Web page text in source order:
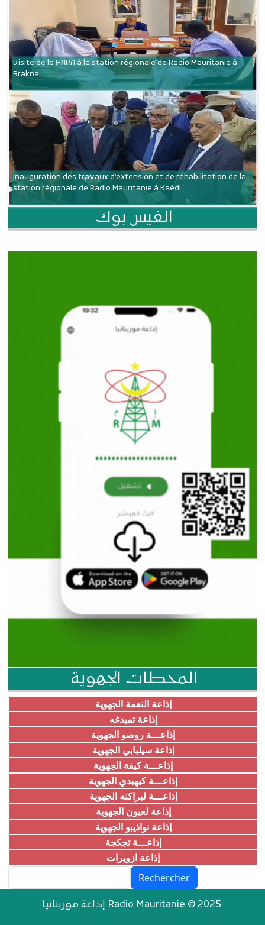
Visite de la HAPA à la station régionale de Radio Mauritanie à
Brakna
Inauguration des travaux d’extension et de réhabilitation de la
station régionale de Radio Mauritanie à Kaédi
الفيس بوك
المحطات الجهوية
إذاعة النعمة الجهوية
إذاعة تمبدغه
إذاعـــة روصو الجهوية
إذاعة سيلبابي الجهوية
إذاعـــة كيفة الجهوية
إذاعـــة كيهيدي الجهوية
إذاعـــة لبراكنه الجهوية
إذاعة لعيون الجهوية
إذاعة نواذيبو الجهوية
إذاعـــة تجكجة
إذاعة ازويرات
إذاعة موريتانيا Radio Mauritanie © 2025